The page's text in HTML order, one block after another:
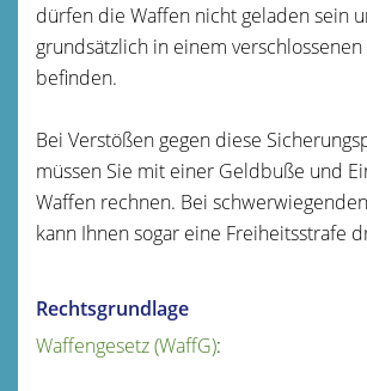
dürfen die Waffen nicht geladen sein
grundsätzlich in einem
befinden.
Bei Verstößen gegen diese
müssen Sie mit einer Geldbuße und
Waffen rechnen. Bei
kann Ihnen sogar eine Freiheitsstrafe
Rechtsgrundlage
Waffengesetz (WaffG):